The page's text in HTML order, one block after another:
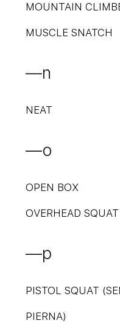
MOUNTAIN
MUSCLE SNATCH
—n
NEAT
—o
OPEN BOX
OVERHEAD
—p
PISTOL SQUAT
PIERNA)